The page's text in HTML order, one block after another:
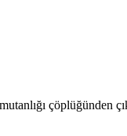
çöplüğünden